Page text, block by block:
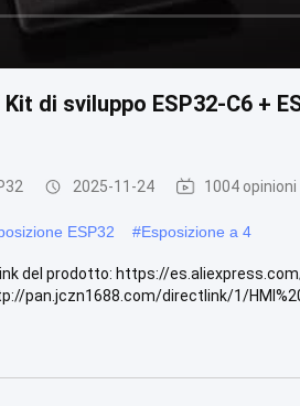
di sviluppo ESP32-C6 +
2025-11-24 1004 opinioni
ESP32 #Esposizione a 4
del prodotto: https://
pan.jczn1688.com/directlink/1/